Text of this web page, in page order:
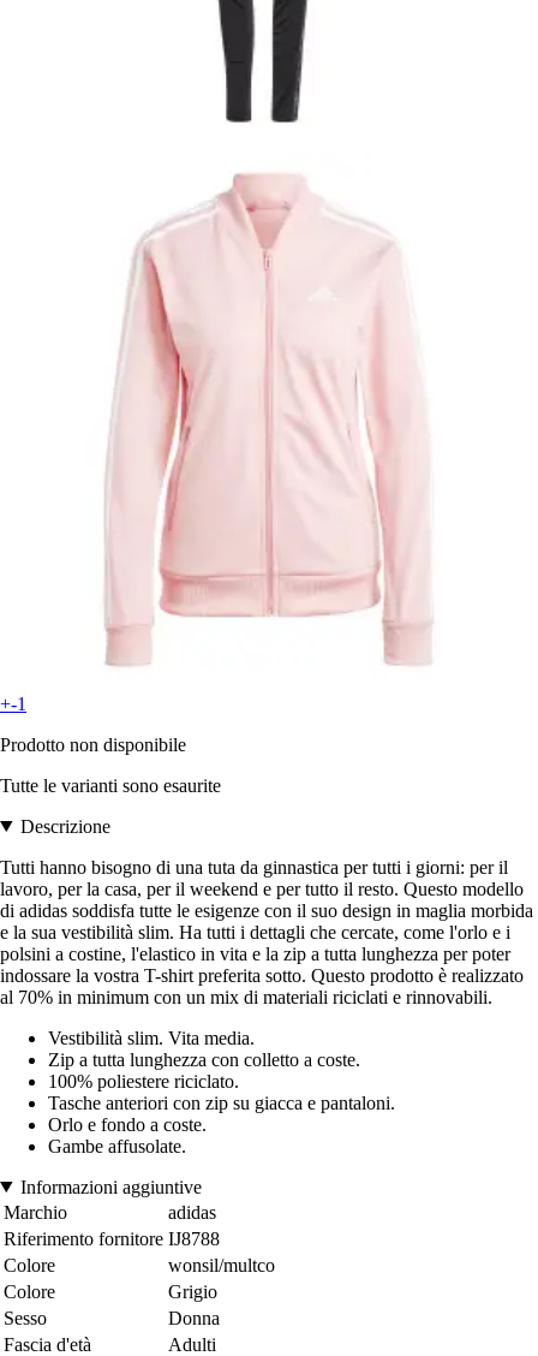
+-1
Prodotto non disponibile
Tutte le varianti sono esaurite
Descrizione
Tutti hanno bisogno di una tuta da ginnastica per tutti i giorni: per il
lavoro, per la casa, per il weekend e per tutto il resto. Questo modello
di adidas soddisfa tutte le esigenze con il suo design in maglia morbida
e la sua vestibilità slim. Ha tutti i dettagli che cercate, come l'orlo e i
polsini a costine, l'elastico in vita e la zip a tutta lunghezza per poter
indossare la vostra T-shirt preferita sotto. Questo prodotto è realizzato
al 70% in minimum con un mix di materiali riciclati e rinnovabili.
Vestibilità slim. Vita media.
Zip a tutta lunghezza con colletto a coste.
100% poliestere riciclato.
Tasche anteriori con zip su giacca e pantaloni.
Orlo e fondo a coste.
Gambe affusolate.
Informazioni aggiuntive
Marchio
adidas
Riferimento fornitore IJ8788
Colore
wonsil/multco
Colore
Grigio
Sesso
Donna
Fascia d'età
Adulti